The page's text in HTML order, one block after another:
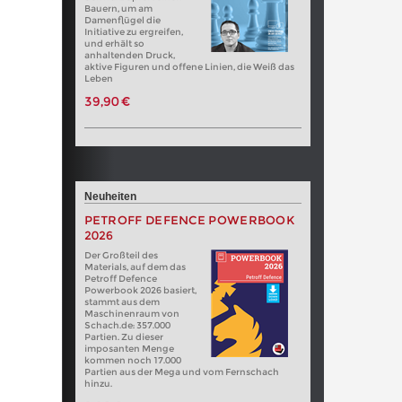
Bauern, um am
Damenflügel die
Initiative zu ergreifen,
und erhält so
anhaltenden Druck,
aktive Figuren und offene Linien, die Weiß das
Leben
39,90 €
Neuheiten
PETROFF DEFENCE POWERBOOK
2026
Der Großteil des
Materials, auf dem das
Petroff Defence
Powerbook 2026 basiert,
stammt aus dem
Maschinenraum von
Schach.de: 357.000
Partien. Zu dieser
imposanten Menge
kommen noch 17.000
Partien aus der Mega und vom Fernschach
hinzu.